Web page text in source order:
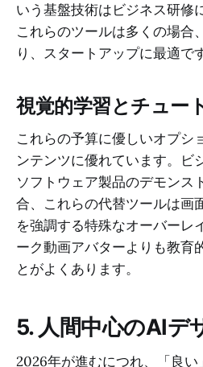
いう基盤技術はビジネス研修
これらのツールは多くの場合
り、スタートアップに最適です
視覚的学習とチュー
これらの予算に優しいオプシ
ンテンツに優れています。ビ
ソフトウェア製品のデモンス
合、これらの代替ツールは画
を強調する特殊なオーバーレ
ーク動画アバターよりも教育
とがよくあります。
5. 人間中心のAIデ
2026年が進むにつれ、「良